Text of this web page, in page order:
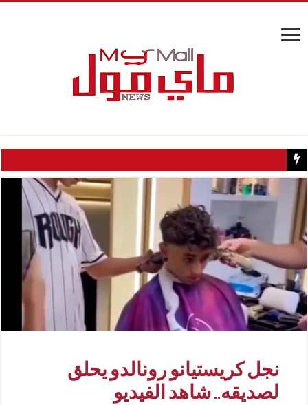
كيف تسبب سائح كويتي في إغلاق منزل عبدالحليم حافظ ومنع
نجل كريستيانو رونالدو يحلق
لصديقه.. شاهد الفيديو